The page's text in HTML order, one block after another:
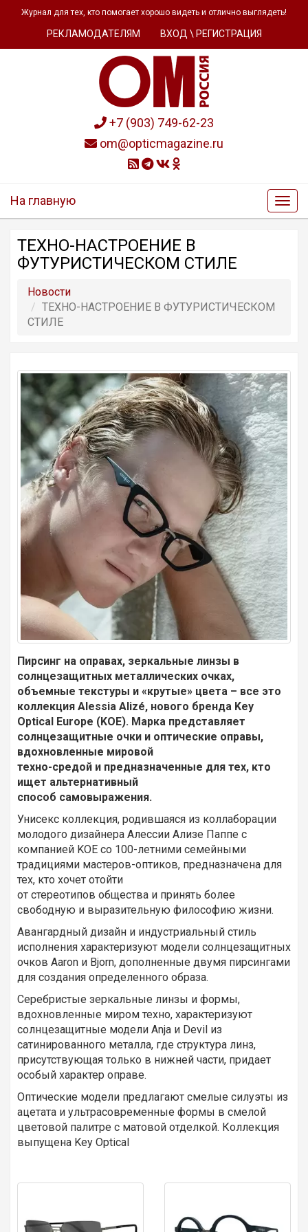
Журнал для тех, кто помогает хорошо видеть и отлично выглядеть!
РЕКЛАМОДАТЕЛЯМ ВХОД \ РЕГИСТРАЦИЯ
+7 (903) 749-62-23
om@opticmagazine.ru
На главную
ТЕХНО-НАСТРОЕНИЕ В
ФУТУРИСТИЧЕСКОМ СТИЛЕ
Новости
ТЕХНО-НАСТРОЕНИЕ В ФУТУРИСТИЧЕСКОМ
СТИЛЕ
Пирсинг на оправах, зеркальные линзы в
солнцезащитных металлических очках,
объемные текстуры и «крутые» цвета – все это
коллекция Alessia Alizé, нового бренда Key
Optical Europe (KOE). Марка представляет
солнцезащитные очки и оптические оправы,
вдохновленные мировой
техно-средой и предназначенные для тех, кто
ищет альтернативный
способ самовыражения.
Унисекс коллекция, родившаяся из коллаборации
молодого дизайнера Алессии Ализе Паппе с
компанией KOE со 100-летними семейными
традициями мастеров-оптиков, предназначена для
тех, кто хочет отойти
от стереотипов общества и принять более
свободную и выразительную философию жизни.
Авангардный дизайн и индустриальный стиль
исполнения характеризуют модели солнцезащитных
очков Aaron и Bjorn, дополненные двумя пирсингами
для создания определенного образа.
Серебристые зеркальные линзы и формы,
вдохновленные миром техно, характеризуют
солнцезащитные модели Anja и Devil из
сатинированного металла, где структура линз,
присутствующая только в нижней части, придает
особый характер оправе.
Оптические модели предлагают смелые силуэты из
ацетата и ультрасовременные формы в смелой
цветовой палитре с матовой отделкой. Коллекция
выпущена Key Optical